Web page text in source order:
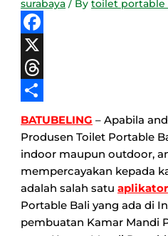
surabaya / Bytoilet portable
Facebook
X
Threads
BATUBELING – Apabila
Produsen Toilet Portable
indoor maupun outdoor,
mempercayakan kepada
adalah salah satuaplikator
Portable Bali yang ada di
pembuatan Kamar Mandi